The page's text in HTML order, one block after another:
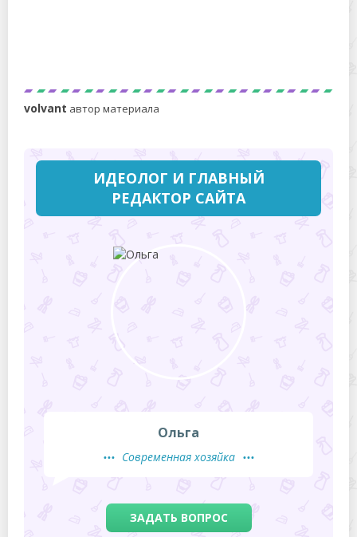
volvant автор материала
ИДЕОЛОГ И ГЛАВНЫЙ
РЕДАКТОР САЙТА
Ольга
Современная хозяйка
ЗАДАТЬ ВОПРОС